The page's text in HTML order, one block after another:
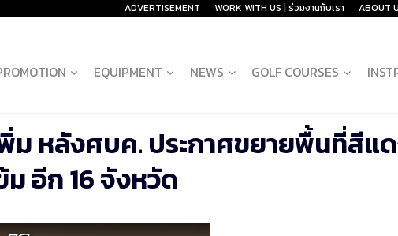
ADVERTISEMENT WORK WITH US | ร่วมงานกับเรา ABOUT
EQUIPMENT NEWS GOLF COURSES
ม หลังศบค. ประกาศขยายพื้นที่สีแ
ม อีก 16 จังหวัด